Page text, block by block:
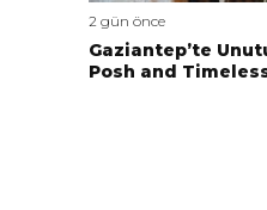
2 gün önce
Gaziantep’te
Posh and